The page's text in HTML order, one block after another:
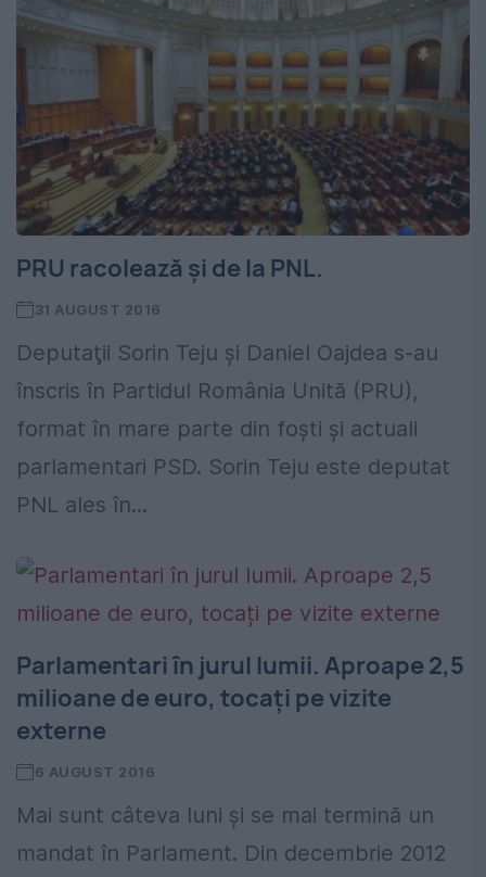
PRU racolează şi de la PNL.
31 AUGUST 2016
Deputaţii Sorin Teju şi Daniel Oajdea s-au
înscris în Partidul România Unită (PRU),
format în mare parte din foşti şi actuali
parlamentari PSD. Sorin Teju este deputat
PNL ales în...
Parlamentari în jurul lumii. Aproape 2,5
milioane de euro, tocați pe vizite
externe
6 AUGUST 2016
Mai sunt câteva luni și se mai termină un
mandat în Parlament. Din decembrie 2012